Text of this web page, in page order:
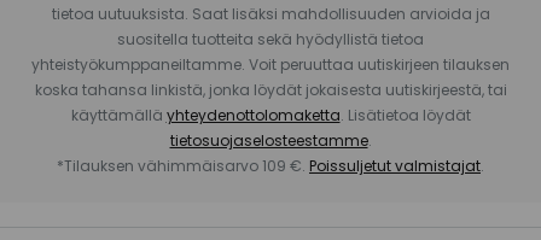
tietoa uutuuksista. Saat lisäksi mahdollisuuden arvioida ja
suositella tuotteita sekä hyödyllistä tietoa
yhteistyökumppaneiltamme. Voit peruuttaa uutiskirjeen tilauksen
koska tahansa linkistä, jonka löydät jokaisesta uutiskirjeestä, tai
käyttämällä yhteydenottolomaketta. Lisätietoa löydät
tietosuojaselosteestamme.
*Tilauksen vähimmäisarvo 109 €. Poissuljetut valmistajat.